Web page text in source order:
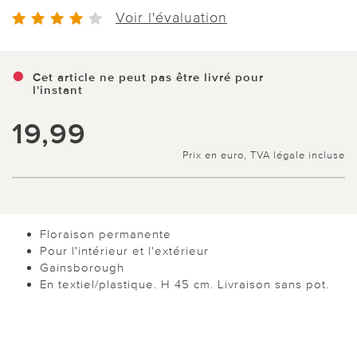
Voir l'évaluation
Cet article ne peut pas être livré pour
l'instant
19,99
Prix en euro, TVA légale incluse
Floraison permanente
Pour l'intérieur et l'extérieur
Gainsborough
En textiel/plastique. H 45 cm. Livraison sans pot.